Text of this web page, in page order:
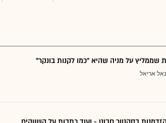
שממליץ על מניה שהיא "כמו לקנות בונקר"
אריאל